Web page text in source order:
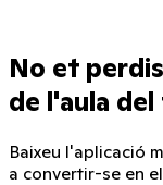
No et
de l'aula
Baixeu l'aplicació
a convertir-se en